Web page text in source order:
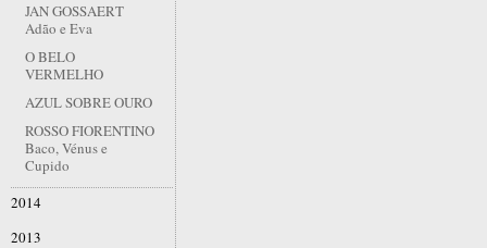
JAN GOSSAERT
Adão e Eva
O BELO
VERMELHO
AZUL SOBRE OURO
ROSSO FIORENTINO
Baco, Vénus e
Cupido
2014
2013